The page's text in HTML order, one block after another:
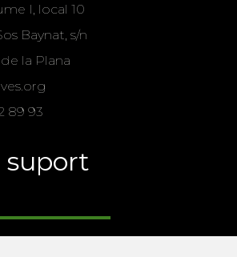
I, local 10
Baynat, s/n
la Plana
89 93
suport